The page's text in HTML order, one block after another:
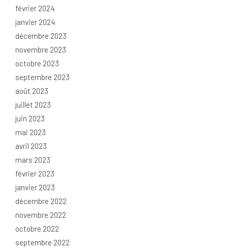
février 2024
janvier 2024
décembre 2023
novembre 2023
octobre 2023
septembre 2023
août 2023
juillet 2023
juin 2023
mai 2023
avril 2023
mars 2023
février 2023
janvier 2023
décembre 2022
novembre 2022
octobre 2022
septembre 2022